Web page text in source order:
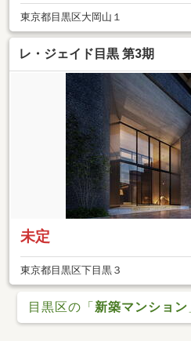
東京都目黒区大岡山１
レ・ジェイド目黒 第3期
未定
東京都目黒区下目黒３
目黒区の「新築マンション